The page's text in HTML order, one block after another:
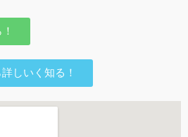
しいく知る！